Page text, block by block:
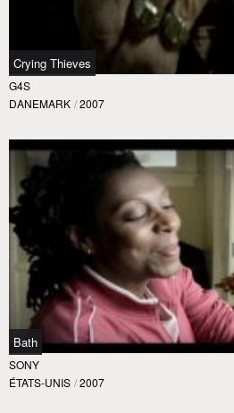
Crying Thieves
G4S
DANEMARK / 2007
Bath
SONY
ÉTATS-UNIS / 2007